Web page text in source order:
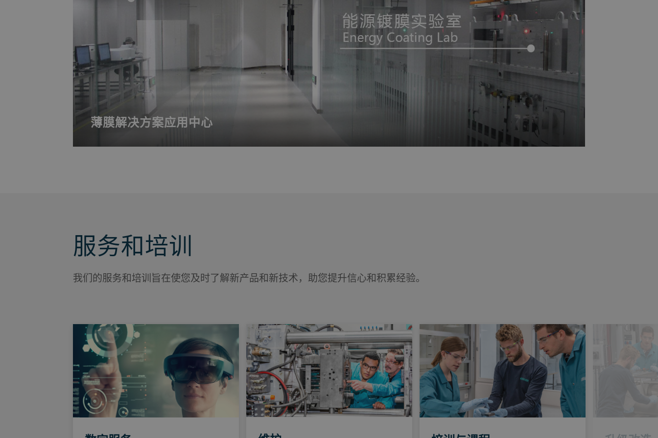
薄膜解决方案应用中心
我们的光学镀膜实验室及能源镀膜实验室配备蒸发、溅射、离子束溅射、在线连续溅射镀膜等镀膜机型，以及齐全的测试分析仪器，可进
行光谱分析及环境测试。我们的工程师和研发团队可协助您一起开发新的镀膜工艺、打样测试和技术培训。
服务和培训
我们的服务和培训旨在使您及时了解新产品和新技术，助您提升信心和积累经验。